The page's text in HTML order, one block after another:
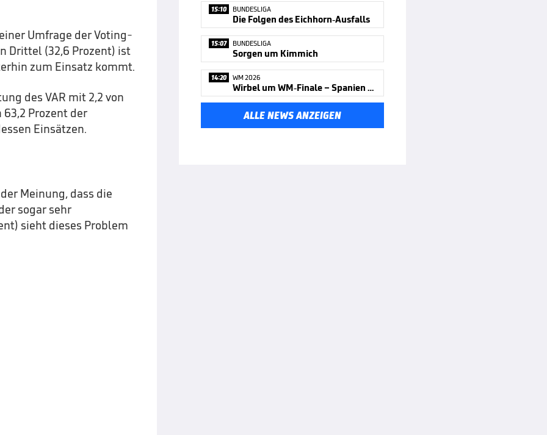
Umfrage der Voting-
Drittel (32,6 Prozent) ist
zum Einsatz kommt.
des VAR mit 2,2 von
Prozent der
Einsätzen.
Meinung, dass die
sogar sehr
sieht dieses Problem
15:10 BUNDESLIGA
Die Folgen des Eichhorn-Ausfalls
15:07 BUNDESLIGA
Sorgen um Kimmich
14:20 WM 2026
Wirbel um WM-Finale – Spanien reagiert
ALLE NEWS ANZEIGEN